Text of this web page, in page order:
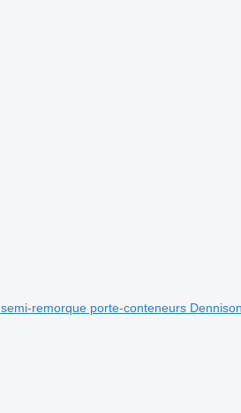
semi-remorque porte-conteneurs